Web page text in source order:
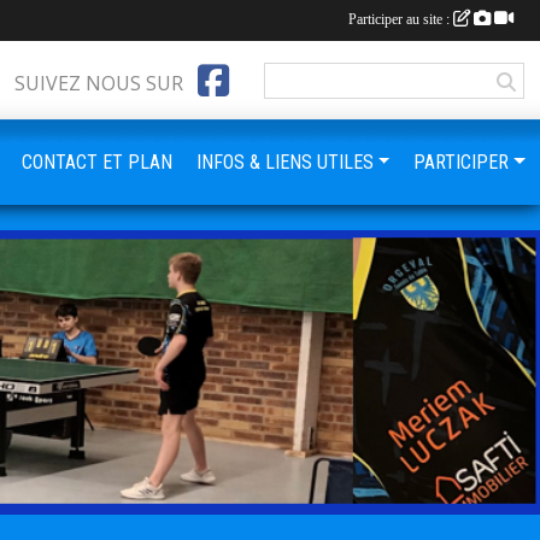
SUIVEZ NOUS SUR
CONTACT ET PLAN INFOS & LIENS UTILES PARTICIPER
Participer au site :